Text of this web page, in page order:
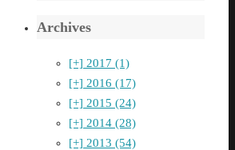
Archives
[+] 2017 (1)
[+] 2016 (17)
[+] 2015 (24)
[+] 2014 (28)
[+] 2013 (54)